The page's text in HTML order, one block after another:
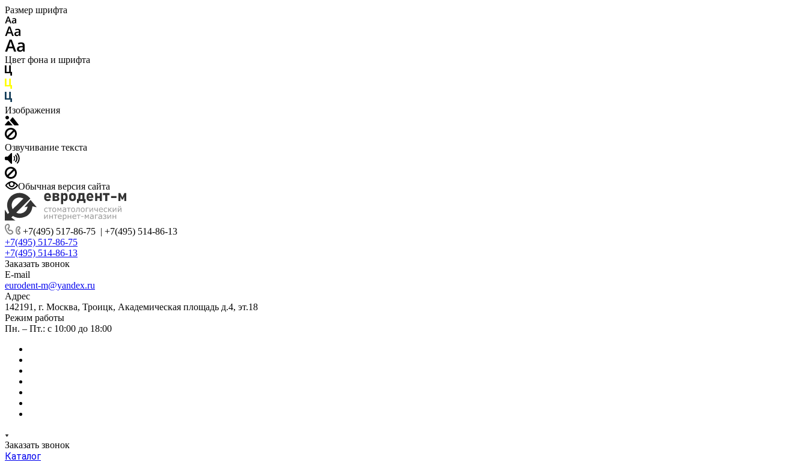
Размер шрифта
Цвет фона и шрифта
Изображения
Озвучивание текста
Обычная версия сайта
+7(495) 517-86-75 | +7(495) 514-86-13
+7(495) 517-86-75
+7(495) 514-86-13
Заказать звонок
E-mail
eurodent-m@yandex.ru
Адрес
142191, г. Москва, Троицк, Академическая площадь д.4, эт.18
Режим работы
Пн. – Пт.: с 10:00 до 18:00
Заказать звонок
Каталог